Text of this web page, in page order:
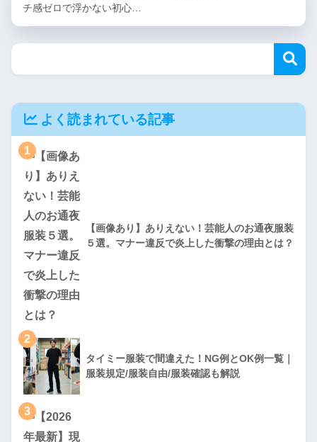
チ感ゼロで浮かない初心…
よく読まれている記事
1
【画像あり】ありえない！芸能人のお通夜服装
５選。マナー違反で炎上した衝撃の理由とは？
2
タイミー服装で間違えた！NG例とOK例一覧｜
服装規定/服装自由/服装確認も解説
3